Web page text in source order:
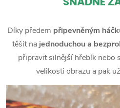
Díky předem připevněným
těšit na jednoduchou a
připravit silnější hřebík nebo
velikosti obrazu a pak